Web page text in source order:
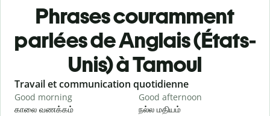
Phrases couramment
parlées de Anglais (États-
Unis) à Tamoul
Slide 1 of 6
Travail et communication quotidienne
Good morning
காலை வணக்கம்
Good afternoon
நல்ல மதியம்